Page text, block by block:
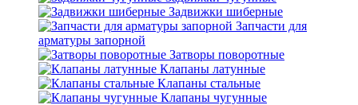
Задвижки шиберные
Запчасти для
арматуры запорной
Затворы поворотные
Клапаны латунные
Клапаны стальные
Клапаны чугунные